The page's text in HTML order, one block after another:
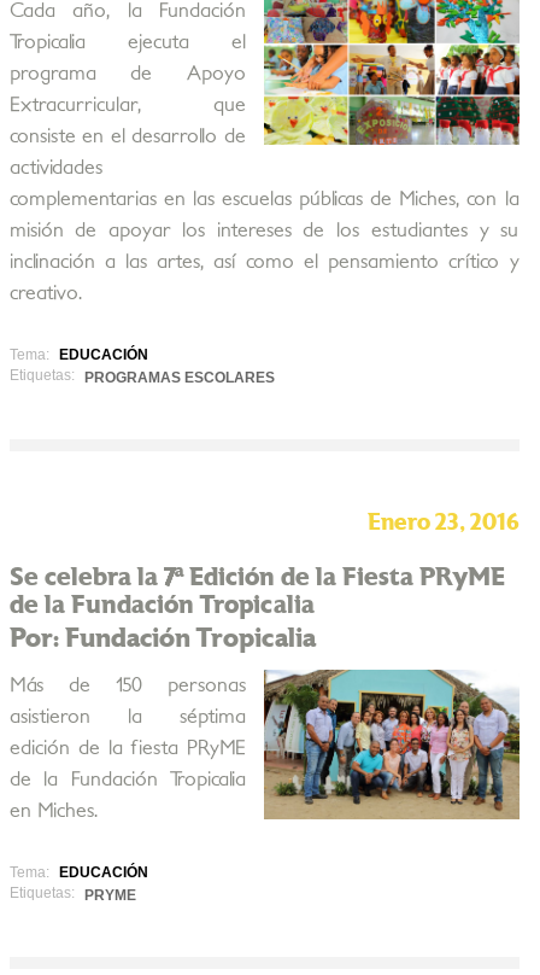
Cada año, la Fundación
Tropicalia ejecuta el
programa de Apoyo
Extracurricular, que
consiste en el desarrollo de
actividades
complementarias en las escuelas públicas de Miches, con la
misión de apoyar los intereses de los estudiantes y su
inclinación a las artes, así como el pensamiento crítico y
creativo.
Tema:
EDUCACIÓN
Etiquetas:
PROGRAMAS ESCOLARES
Enero 23, 2016
Se celebra la 7ª Edición de la Fiesta PRyME
de la Fundación Tropicalia
Por: Fundación Tropicalia
Más de 150 personas
asistieron la séptima
edición de la fiesta PRyME
de la Fundación Tropicalia
en Miches.
Tema:
EDUCACIÓN
Etiquetas:
PRYME